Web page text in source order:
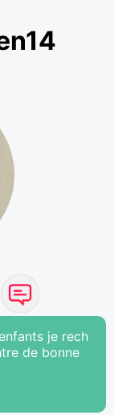
je rech
de bonne